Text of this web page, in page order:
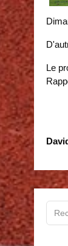
Le